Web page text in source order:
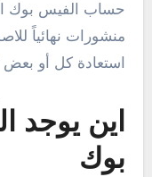
حساب الفيس بوك
منشورات نهائياً
استعادة كل أو
اين يوجد
بوك